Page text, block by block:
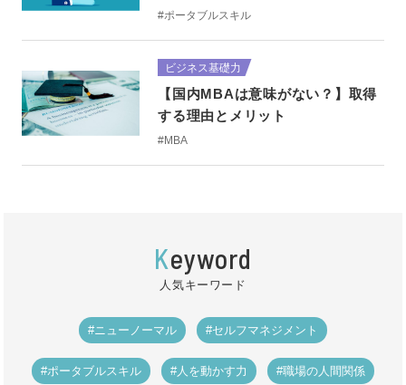
#ポータブルスキル
ビジネス基礎力
【国内MBAは意味がない？】取得
する理由とメリット
#MBA
Keyword
人気キーワード
#ニューノーマル #セルフマネジメント
#ポータブルスキル #人を動かす力 #職場の人間関係